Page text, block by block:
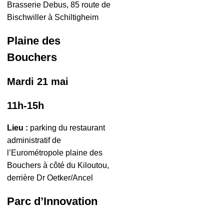
Brasserie Debus, 85 route de
Bischwiller à Schiltigheim
Plaine des
Bouchers
Mardi 21 mai
11h-15h
Lieu : parking du restaurant
administratif de
l’Eurométropole plaine des
Bouchers à côté du Kiloutou,
derrière Dr Oetker/Ancel
Parc d’Innovation